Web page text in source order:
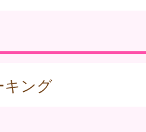
キング